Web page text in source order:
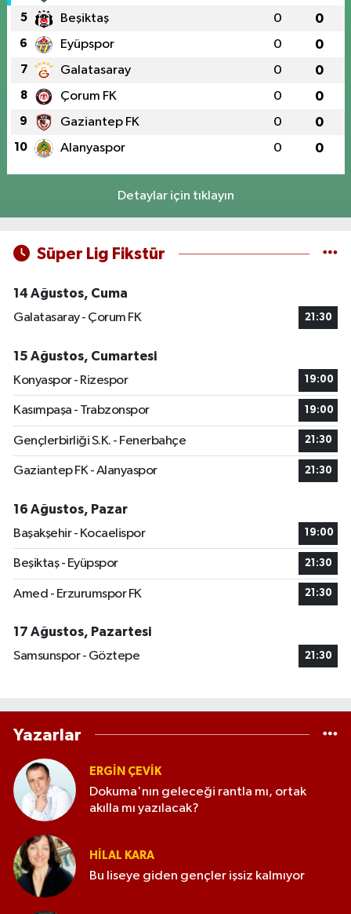
5 Beşiktaş 0 0
6 Eyüpspor 0 0
7 Galatasaray 0 0
8 Çorum FK 0 0
9 Gaziantep FK 0 0
10 Alanyaspor 0 0
Detaylar için tıklayın
Süper Lig Fikstür
14 Ağustos, Cuma
Galatasaray - Çorum FK
21:30
15 Ağustos, Cumartesi
Konyaspor - Rizespor
19:00
Kasımpaşa - Trabzonspor 19:00
Gençlerbirliği S.K. - Fenerbahçe 21:30
Gaziantep FK - Alanyaspor 21:30
16 Ağustos, Pazar
Başakşehir - Kocaelispor
19:00
Beşiktaş - Eyüpspor 21:30
Amed - Erzurumspor FK 21:30
17 Ağustos, Pazartesi
Samsunspor - Göztepe
21:30
Yazarlar
ERGIN ÇEVİK
Dokuma'nın geleceği rantla mı, ortak
akılla mı yazılacak?
HILAL KARA
Bu liseye giden gençler işsiz kalmıyor